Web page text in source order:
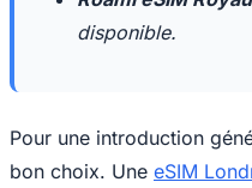
disponible.
Pour une introduction
bon choix. Une eSIM